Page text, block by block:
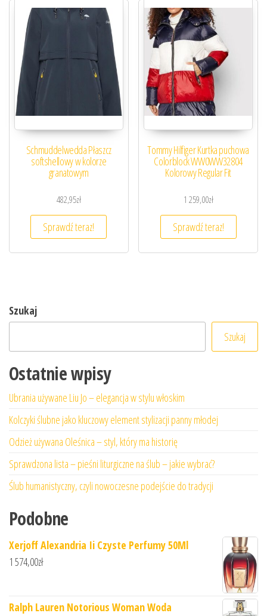
Schmuddelwedda Płaszcz
softshellowy w kolorze
granatowym
482,95zł
Sprawdź teraz!
Tommy Hilfiger Kurtka puchowa
Colorblock WW0WW32804
Kolorowy Regular Fit
1 259,00zł
Sprawdź teraz!
Szukaj
Szukaj
Ostatnie wpisy
Ubrania używane Liu Jo – elegancja w stylu włoskim
Kolczyki ślubne jako kluczowy element stylizacji panny młodej
Odzież używana Oleśnica – styl, który ma historię
Sprawdzona lista – pieśni liturgiczne na ślub – jakie wybrać?
Ślub humanistyczny, czyli nowoczesne podejście do tradycji
Podobne
Xerjoff Alexandria Ii Czyste Perfumy 50Ml
1 574,00zł
Ralph Lauren Notorious Woman Woda